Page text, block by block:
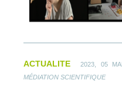
ACTUALITE 2023, 05 MAI
MÉDIATION SCIENTIFIQUE